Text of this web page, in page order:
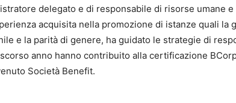
delegato e di responsabile di risorse umane
acquisita nella promozione di istanze quali la
e la parità di genere, ha guidato le strategie di
anno hanno contribuito alla certificazione
Società Benefit.